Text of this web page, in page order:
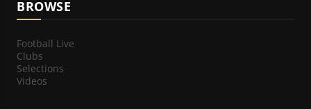
BROWSE
Football Live
Clubs
Selections
Videos